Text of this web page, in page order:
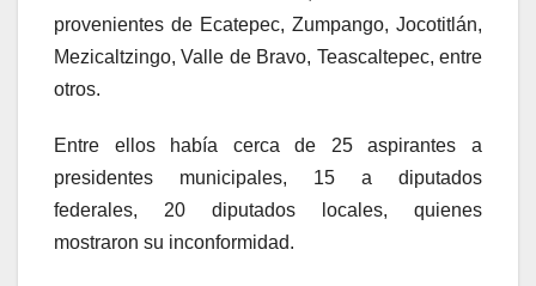
provenientes de Ecatepec, Zumpango, Jocotitlán,
Mezicaltzingo, Valle de Bravo, Teascaltepec, entre
otros.
Entre ellos había cerca de 25 aspirantes a
presidentes municipales, 15 a diputados
federales, 20 diputados locales, quienes
mostraron su inconformidad.